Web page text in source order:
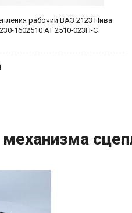
рабочий ВАЗ 2123 Нива
1602510 AT 2510-023H-C